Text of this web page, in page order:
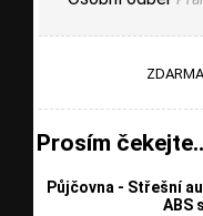
ZDARMA
Prosím čekejte..
Půjčovna - Střešní
ABS